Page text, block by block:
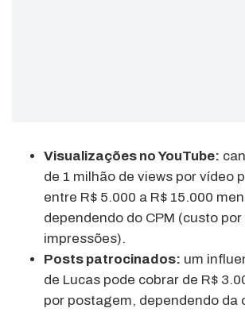
Visualizações no YouTube:
de 1 milhão de views por vídeo
entre R$ 5.000 a R$ 15.000
dependendo do CPM (custo por
impressões).
Posts patrocinados: um
de Lucas pode cobrar de R$
por postagem, dependendo da